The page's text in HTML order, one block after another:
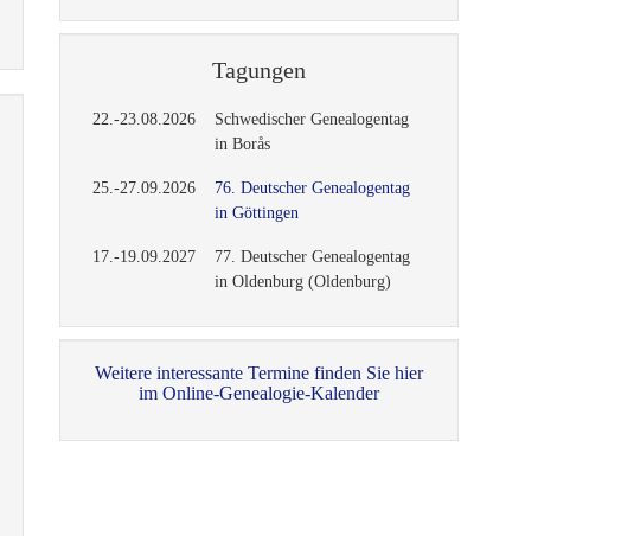
Tagungen
22.-23.08.2026
Schwedischer Genealogentag
in Borås
25.-27.09.2026
76. Deutscher Genealogentag
in Göttingen
17.-19.09.2027
77. Deutscher Genealogentag
in Oldenburg (Oldenburg)
Weitere interessante Termine finden Sie hier
im Online-Genealogie-Kalender